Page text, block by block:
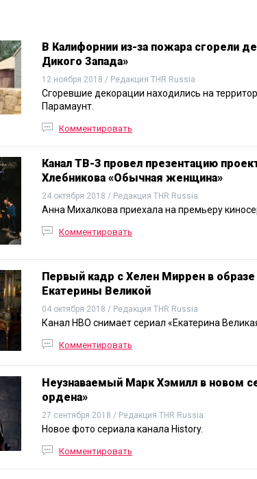
В Калифорнии из-за пожара сгорели
Дикого Запада»
12 ноября 2018 / Редакция THR Russia
Сгоревшие декорации находились на
Парамаунт.
Комментировать
Канал ТВ-3 провел презентацию
Хлебникова «Обычная женщина»
24 октября 2018 / Редакция THR Russia
Анна Михалкова приехала на премьеру
Комментировать
Первый кадр с Хелен Миррен в
Екатерины Великой
04 октября 2018 / Редакция THR Russia
Канал HBO снимает сериал «Екатерина
Комментировать
Неузнаваемый Марк Хэмилл в новом
ордена»
27 сентября 2018 / Редакция THR Russia
Новое фото сериала канала History.
Комментировать